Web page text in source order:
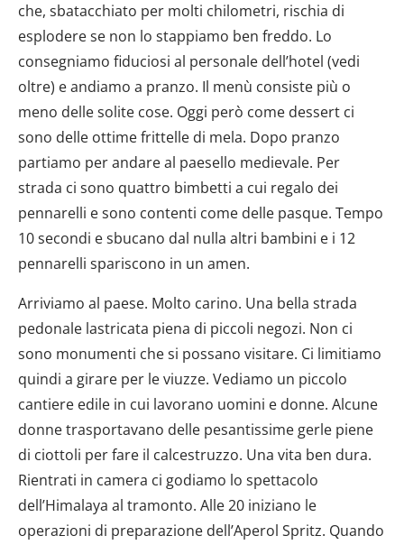
che, sbatacchiato per molti chilometri, rischia di
esplodere se non lo stappiamo ben freddo. Lo
consegniamo fiduciosi al personale dell’hotel (vedi
oltre) e andiamo a pranzo. Il menù consiste più o
meno delle solite cose. Oggi però come dessert ci
sono delle ottime frittelle di mela. Dopo pranzo
partiamo per andare al paesello medievale. Per
strada ci sono quattro bimbetti a cui regalo dei
pennarelli e sono contenti come delle pasque. Tempo
10 secondi e sbucano dal nulla altri bambini e i 12
pennarelli spariscono in un amen.
Arriviamo al paese. Molto carino. Una bella strada
pedonale lastricata piena di piccoli negozi. Non ci
sono monumenti che si possano visitare. Ci limitiamo
quindi a girare per le viuzze. Vediamo un piccolo
cantiere edile in cui lavorano uomini e donne. Alcune
donne trasportavano delle pesantissime gerle piene
di ciottoli per fare il calcestruzzo. Una vita ben dura.
Rientrati in camera ci godiamo lo spettacolo
dell’Himalaya al tramonto. Alle 20 iniziano le
operazioni di preparazione dell’Aperol Spritz. Quando